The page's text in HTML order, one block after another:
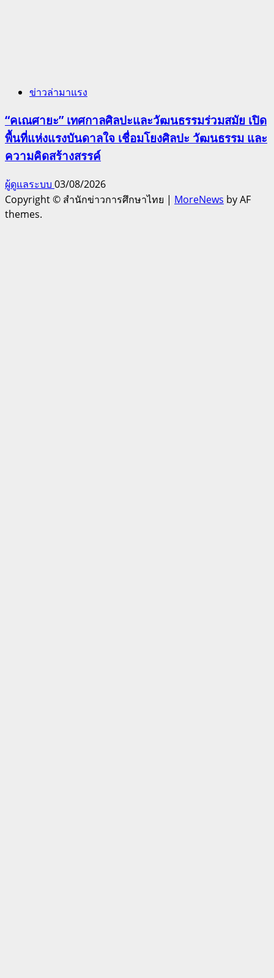
ข่าวล่ามาแรง
“คเณศายะ” เทศกาลศิลปะและวัฒนธรรมร่วมสมัย เปิด
พื้นที่แห่งแรงบันดาลใจ เชื่อมโยงศิลปะ วัฒนธรรม และ
ความคิดสร้างสรรค์
ผู้ดูแลระบบ 03/08/2026
Copyright © สำนักข่าวการศึกษาไทย | MoreNews by AF
themes.